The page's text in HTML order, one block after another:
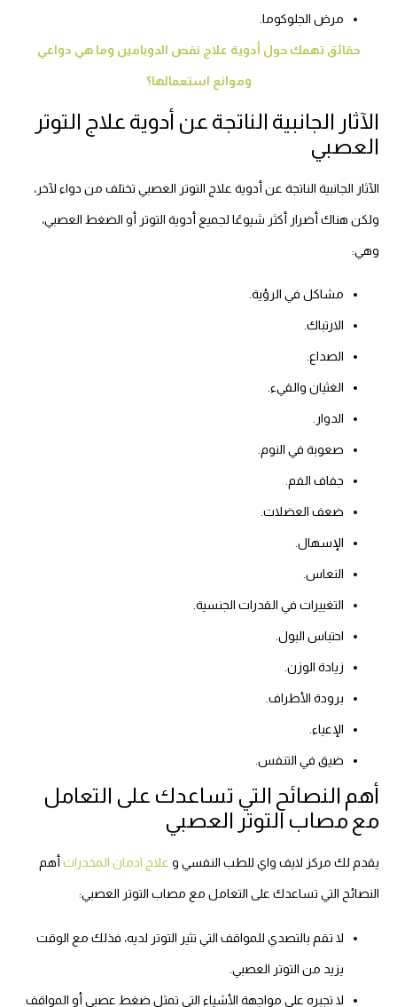
مرض الجلوكوما.
حقائق تهمك حول أدوية علاج نقص الدوبامين وما هي دواعي
وموانع استعمالها؟
الآثار الجانبية الناتجة عن أدوية علاج التوتر
العصبي
الآثار الجانبية الناتجة عن أدوية علاج التوتر العصبي تختلف من دواء لآخر،
ولكن هناك أضرار أكثر شيوعًا لجميع أدوية التوتر أو الضغط العصبي،
وهي:
مشاكل في الرؤية.
الارتباك.
الصداع.
الغثيان والقيء.
الدوار.
صعوبة في النوم.
جفاف الفم.
ضعف العضلات.
الإسهال.
النعاس.
التغييرات في القدرات الجنسية.
احتباس البول.
زيادة الوزن.
برودة الأطراف.
الإعياء.
ضيق في التنفس.
أهم النصائح التي تساعدك على التعامل
مع مصاب التوتر العصبي
يقدم لك مركز لايف واي للطب النفسي و علاج ادمان المخدرات أهم
النصائح التي تساعدك على التعامل مع مصاب التوتر العصبي:
لا تقم بالتصدي للمواقف التي تثير التوتر لديه، فذلك مع الوقت
يزيد من التوتر العصبي.
لا تجبره على مواجهة الأشياء التي تمثل ضغط عصبي أو المواقف